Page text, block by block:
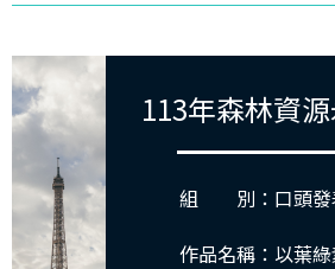
113年森林資
組 別：口頭發
作品名稱： 以葉